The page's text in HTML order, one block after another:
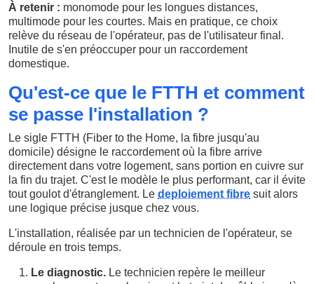
À retenir : monomode pour les longues distances,
multimode pour les courtes. Mais en pratique, ce choix
relève du réseau de l'opérateur, pas de l'utilisateur final.
Inutile de s'en préoccuper pour un raccordement
domestique.
Qu'est-ce que le FTTH et comment
se passe l'installation ?
Le sigle FTTH (Fiber to the Home, la fibre jusqu'au
domicile) désigne le raccordement où la fibre arrive
directement dans votre logement, sans portion en cuivre sur
la fin du trajet. C'est le modèle le plus performant, car il évite
tout goulot d'étranglement. Le deploiement fibre suit alors
une logique précise jusque chez vous.
L'installation, réalisée par un technicien de l'opérateur, se
déroule en trois temps.
Le diagnostic. Le technicien repère le meilleur